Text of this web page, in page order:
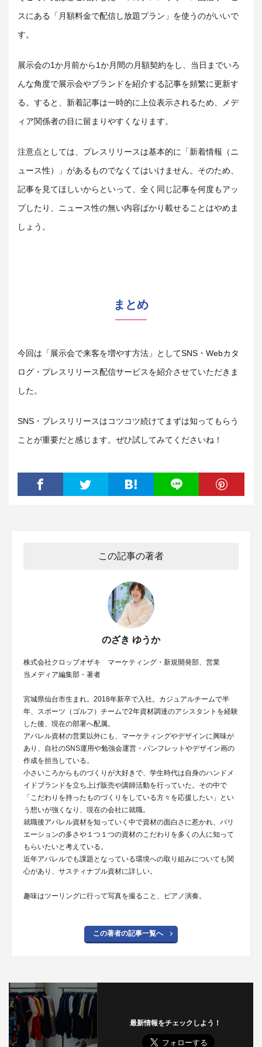
スにある「月額料金で配信し放題プラン」を使うのがいいで
す。
展示会の1か月前から1か月間の月額契約をし、当日までいろ
んな角度で展示会やブランドを紹介する記事を頻繁に更新す
る。すると、新着記事は一時的に上位表示されるため、メデ
ィア関係者の目に留まりやすくなります。
注意点としては、プレスリリースは基本的に「新着情報（ニ
ュース性）」があるものでなくてはいけません。そのため、
記事を見てほしいからといって、全く同じ記事を何度もアッ
プしたり、ニュース性の無い内容ばかり載せることはやめま
しょう。
まとめ
今回は「展示会で来客を増やす方法」としてSNS・Webカタ
ログ・プレスリリース配信サービスを紹介させていただきま
した。
SNS・プレスリリースはコツコツ続けてまずは知ってもらう
ことが重要だと感じます。ぜひ試してみてくださいね！
この記事の著者
のざき ゆうか
株式会社クロップオザキ マーケティング・新規開発部、営業
当メディア編集部・著者
宮城県仙台市生まれ。2018年新卒で入社。カジュアルチームで半
年、スポーツ（ゴルフ）チームで2年資材調達のアシスタントを経験
した後、現在の部署へ配属。
アパレル資材の営業以外にも、マーケティングやデザインに興味が
あり、自社のSNS運用や勉強会運営・パンフレットやデザイン画の
作成を担当している。
小さいころからものづくりが大好きで、学生時代は自身のハンドメ
イドブランドを立ち上げ販売や講師活動を行っていた。その中で
「こだわりを持ったものづくりをしている方々を応援したい」とい
う想いが強くなり、現在の会社に就職。
就職後アパレル資材を知っていく中で資材の面白さに惹かれ、バリ
エーションの多さや１つ１つの資材のこだわりを多くの人に知って
もらいたいと考えている。
近年アパレルでも課題となっている環境への取り組みについても関
心があり、サスティナブル資材に詳しい。
趣味はツーリングに行って写真を撮ること、ピアノ演奏。
この著者の記事一覧へ
最新情報をチェックしよう！